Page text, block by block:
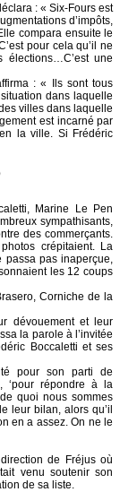
: « Six-Fours est
d’impôts,
compara ensuite le
pour cela qu’il ne
une
: « Ils sont tous
dans laquelle
villes dans laquelle
est incarné par
la ville. Si Frédéric
Marine Le Pen
sympathisants,
des commerçants.
crépitaient. La
passa pas inaperçue,
les 12 coups
Corniche de la
dévouement et leur
la parole à l’invitée
Boccaletti et ses
pour son parti de
‘pour répondre à la
quoi nous sommes
leur bilan, alors qu’il
en a assez. On ne le
de Fréjus où
venu soutenir son
de sa liste.